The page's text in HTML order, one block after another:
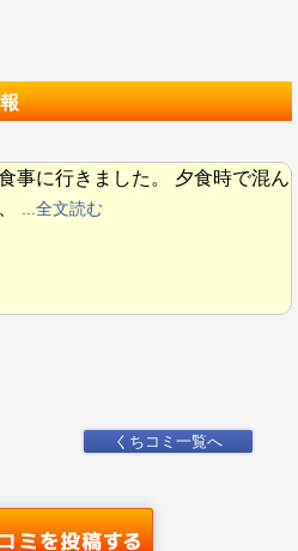
事に行きました。 夕食時で混ん
...全文読む
くちコミ一覧へ